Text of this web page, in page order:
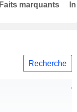
Recherche
Faits marquants